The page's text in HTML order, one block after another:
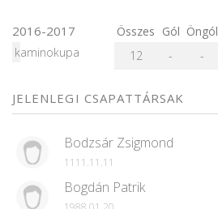
2016-2017 Összes Gól Öngól
kaminokupa
12 - -
JELENLEGI CSAPATTÁRSAK
Bodzsár Zsigmond
1111.11.11
Bogdán Patrik